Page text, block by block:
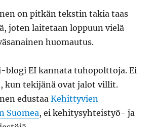
on pitkän tekstin takia taas
joten laitetaan loppuun vielä
huomautus.
blogi EI kannata tuhopolttoja. Ei
kun tekijänä ovat jalot villit.
edustaaKehittyvien
Suomea, ei kehitysyhteistyö- ja